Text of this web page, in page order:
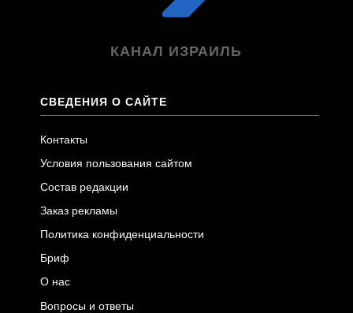
КАНАЛ ИЗРАИЛЬ
СВЕДЕНИЯ О САЙТЕ
Контакты
Условия пользования сайтом
Состав редакции
Заказ рекламы
Политика конфиденциальности
Бриф
О нас
Вопросы и ответы